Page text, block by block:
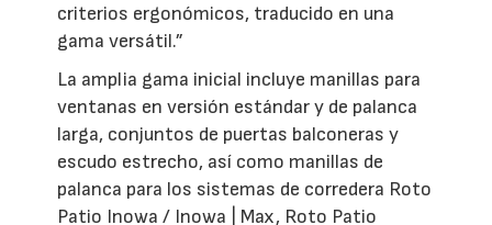
criterios ergonómicos, traducido en una
gama versátil.”
La amplia gama inicial incluye manillas para
ventanas en versión estándar y de palanca
larga, conjuntos de puertas balconeras y
escudo estrecho, así como manillas de
palanca para los sistemas de corredera Roto
Patio Inowa / Inowa | Max, Roto Patio